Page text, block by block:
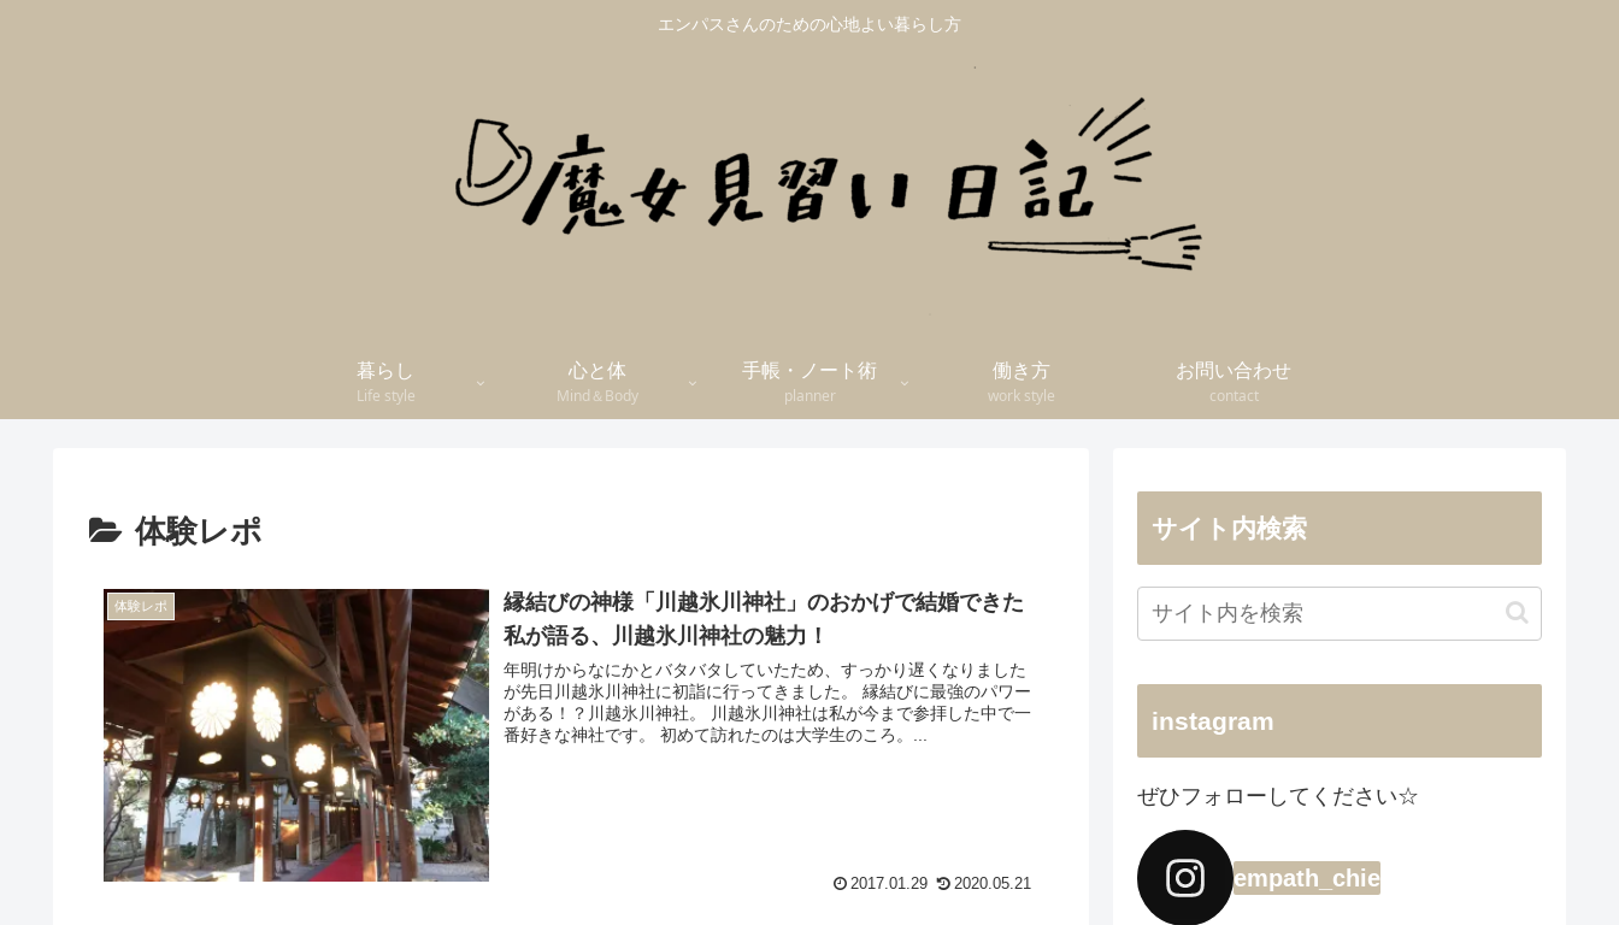
エンパスさんのための心地よい暮らし方
暮らし
Life style
心と体
Mind＆Body
手帳・ノート術
planner
働き方
work style
お問い合わせ
contact
体験レポ
体験レポ
縁結びの神様「川越氷川神社」のおかげで結婚できた
私が語る、川越氷川神社の魅力！
年明けからなにかとバタバタしていたため、すっかり遅くなりました
が先日川越氷川神社に初詣に行ってきました。 縁結びに最強のパワー
がある！？川越氷川神社。 川越氷川神社は私が今まで参拝した中で一
番好きな神社です。 初めて訪れたのは大学生のころ。...
2017.01.29 2020.05.21
サイト内検索
instagram
ぜひフォローしてください☆
empath_chie